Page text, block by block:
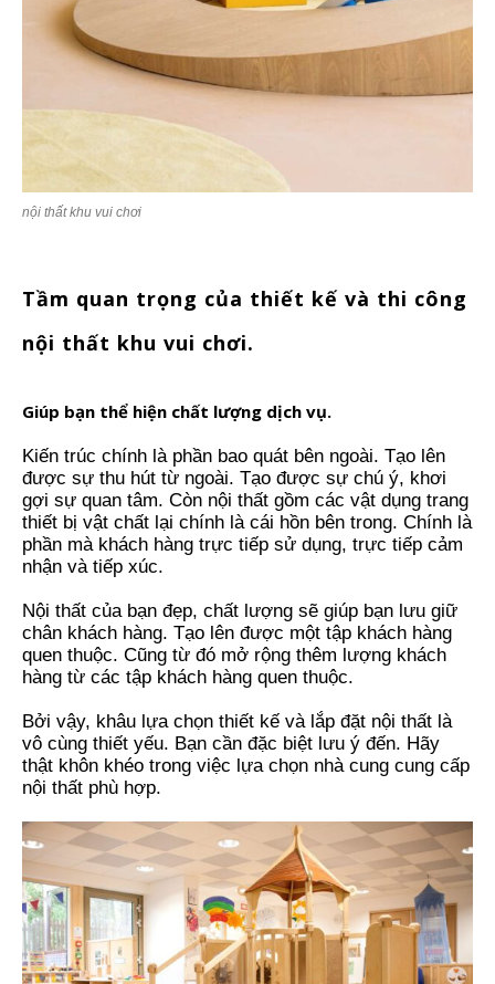
nội thất khu vui chơi
Tầm quan trọng của thiết kế và thi công
nội thất khu vui chơi.
Giúp bạn thể hiện chất lượng dịch vụ.
Kiến trúc chính là phần bao quát bên ngoài. Tạo lên
được sự thu hút từ ngoài. Tạo được sự chú ý, khơi
gợi sự quan tâm. Còn nội thất gồm các vật dụng trang
thiết bị vật chất lại chính là cái hồn bên trong. Chính là
phần mà khách hàng trực tiếp sử dụng, trực tiếp cảm
nhận và tiếp xúc.
Nội thất của bạn đẹp, chất lượng sẽ giúp bạn lưu giữ
chân khách hàng. Tạo lên được một tập khách hàng
quen thuộc. Cũng từ đó mở rộng thêm lượng khách
hàng từ các tập khách hàng quen thuộc.
Bởi vậy, khâu lựa chọn thiết kế và lắp đặt nội thất là
vô cùng thiết yếu. Bạn cần đặc biệt lưu ý đến. Hãy
thật khôn khéo trong việc lựa chọn nhà cung cung cấp
nội thất phù hợp.